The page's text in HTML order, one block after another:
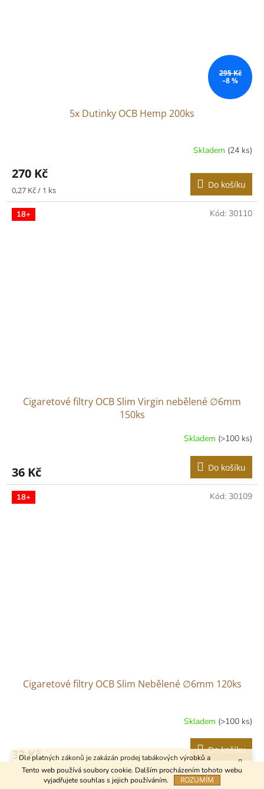
Tento web používá soubory cookie. Dalším procházením tohoto webu
vyjadřujete souhlas s jejich používáním.
ROZUMÍM
Dle platných zákonů je zakázán prodej tabákových výrobků a
kuřáckých pomůcek osobám mladším 18 let.
295 Kč
–8 %
5x Dutinky OCB Hemp 200ks
Skladem (24 ks)
270 Kč
Měrná
cena:
0,27 Kč / 1 ks Do košíku
18+
Cigaretové filtry OCB Slim Virgin nebělené ∅6mm
150ks
Skladem (>100 ks)
36 Kč Do košíku
Kód: 30110
18+
Cigaretové filtry OCB Slim Nebělené ∅6mm 120ks
Skladem (>100 ks)
32 Kč Do košíku
Kód: 30109
Kód: